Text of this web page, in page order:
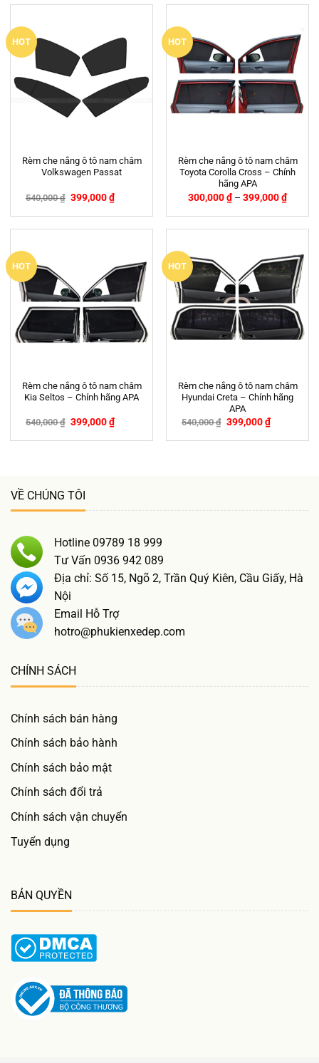
HOT
Rèm che nắng ô tô nam châm
Volkswagen Passat
540,000₫ 399,000₫
HOT
Rèm che nắng ô tô nam châm
Toyota Corolla Cross – Chính
hãng APA
300,000₫ – 399,000₫
HOT
Rèm che nắng ô tô nam châm
Kia Seltos – Chính hãng APA
540,000₫ 399,000₫
HOT
Rèm che nắng ô tô nam châm
Hyundai Creta – Chính hãng
APA
540,000₫ 399,000₫
VỀ CHÚNG TÔI
Hotline 09789 18 999
Tư Vấn 0936 942 089
Địa chỉ: Số 15, Ngõ 2, Trần Quý Kiên, Cầu Giấy, Hà
Nội
Email Hỗ Trợ
hotro@phukienxedep.com
CHÍNH SÁCH
Chính sách bán hàng
Chính sách bảo hành
Chính sách bảo mật
Chính sách đổi trả
Chính sách vận chuyển
Tuyển dụng
BẢN QUYỀN